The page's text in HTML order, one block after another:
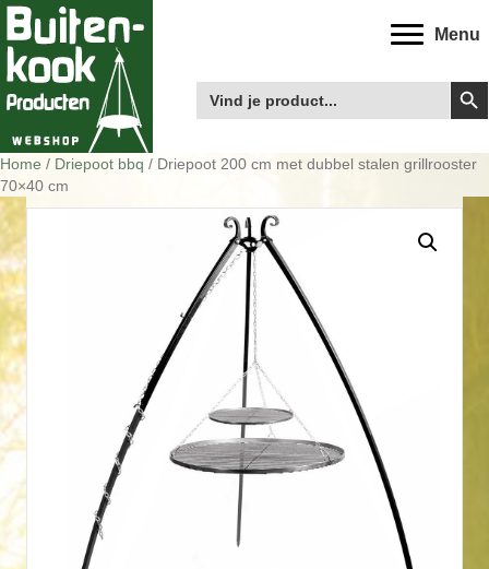
Menu
Zoek
naar:
Home / Driepoot bbq / Driepoot 200 cm met dubbel stalen grillrooster
70×40 cm